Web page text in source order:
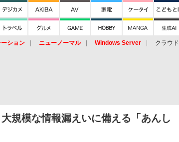
ション ニューノーマル Windows Server クラウド
規模な情報漏えいに備える「あんし